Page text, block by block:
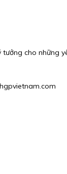
cho những